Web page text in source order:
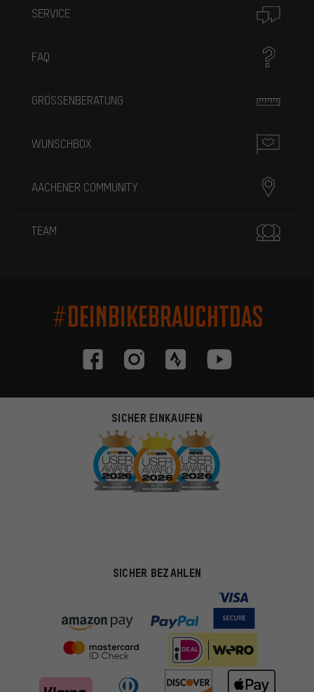
SERVICE
FAQ
GRÖSSENBERATUNG
WUNSCHBOX
AACHENER COMMUNITY
TEAM
#DEINBIKEBRAUCHTDAS
SICHER EINKAUFEN
SICHER BEZAHLEN